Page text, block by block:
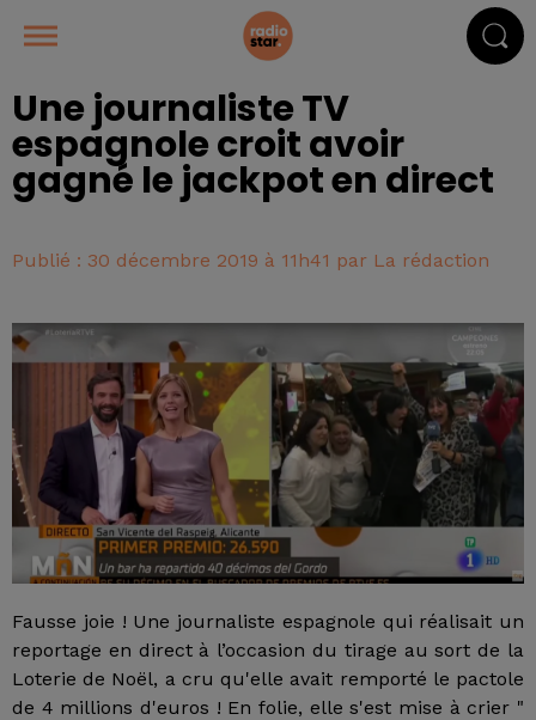
Une journaliste TV
espagnole croit avoir
gagné le jackpot en direct
Publié : 30 décembre 2019 à 11h41 par La rédaction
Fausse joie ! Une journaliste espagnole qui réalisait un
reportage en direct à l’occasion du tirage au sort de la
Loterie de Noël, a cru qu'elle avait remporté le pactole
de 4 millions d'euros ! En folie, elle s'est mise à crier "